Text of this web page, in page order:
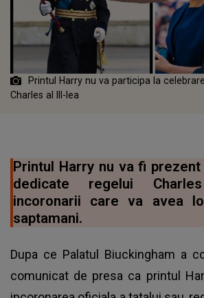
Printul Harry nu va participa la
Charles al III-lea
Printul Harry nu va fi
dedicate regelui
incoronarii care va avea
saptamani.
Dupa ce Palatul Biuckingham a
comunicat de presa ca printul